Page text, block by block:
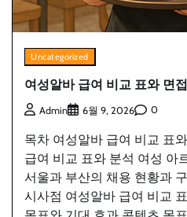
Uncategorized
여성알바 급여 비교 표와 면
Admin 6월 9, 2026 0
목차 여성알바 급여 비교 표
급여 비교 표와 분석 여성 아
서울과 부산의 채용 현황과
시사점 여성알바 급여 비교